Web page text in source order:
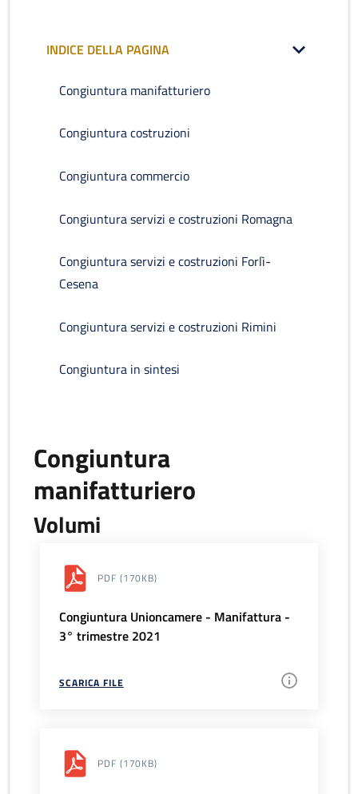
INDICE DELLA PAGINA
Congiuntura manifatturiero
Congiuntura costruzioni
Congiuntura commercio
Congiuntura servizi e costruzioni Romagna
Congiuntura servizi e costruzioni Forlì-
Cesena
Congiuntura servizi e costruzioni Rimini
Congiuntura in sintesi
Congiuntura
manifatturiero
Volumi
PDF (170KB)
Congiuntura Unioncamere - Manifattura -
3° trimestre 2021
SCARICA FILE
PDF (170KB)